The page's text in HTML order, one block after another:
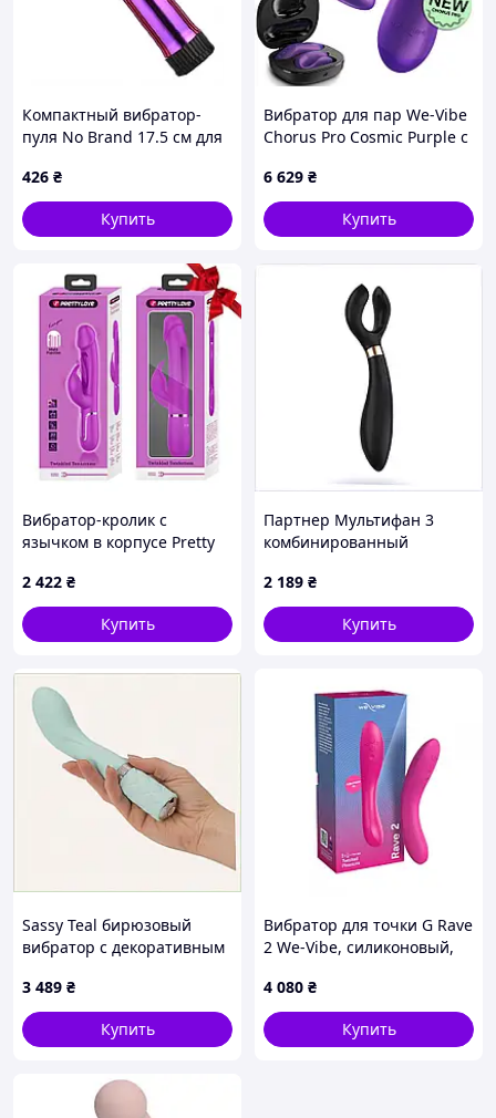
Компактный вибратор-
пуля No Brand 17.5 см для
426 ₴
Купить
Вибратор для пар We-Vibe
Chorus Pro Cosmic Purple с
фиолетовый
6 629 ₴
Купить
Вибратор-кролик с
язычком в корпусе Pretty
3в1, фуксия, 23.2 х 3.7 см
BW-500025
2 422 ₴
Купить
Партнер Мультифан 3
комбинированный
K1730C328T
2 189 ₴
Купить
Sassy Teal бирюзовый
вибратор с декоративным
3 489 ₴
Купить
Вибратор для точки G Rave
2 We-Vibe, силиконовый,
Женские и мужские секс-
товары
4 080 ₴
Купить